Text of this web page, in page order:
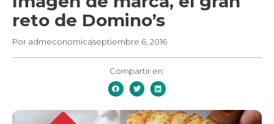
reto de Domino’s
Por admeconomicaseptiembre 6, 2016
Compartir en: